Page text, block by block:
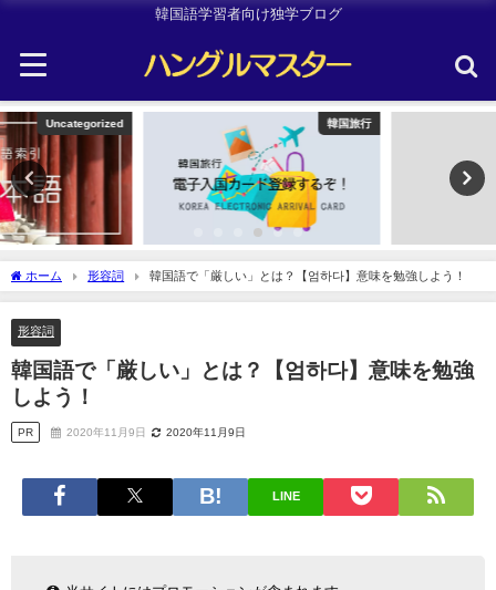
韓国語学習者向け独学ブログ
ホーム 形容詞 韓国語で「厳しい」とは？【엄하다】意味を勉強しよう！
形容詞
韓国語で「厳しい」とは？【엄하다】意味を勉強
しよう！
PR 2020年11月9日 2020年11月9日
LINE